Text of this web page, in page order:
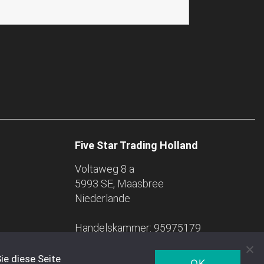
Five Star Trading Holland
Voltaweg 8 a
5993 SE, Maasbree
Niederlande
Handelskammer: 95975179
diese Seite